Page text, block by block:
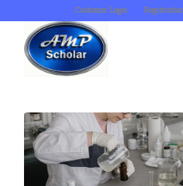
Customer Login